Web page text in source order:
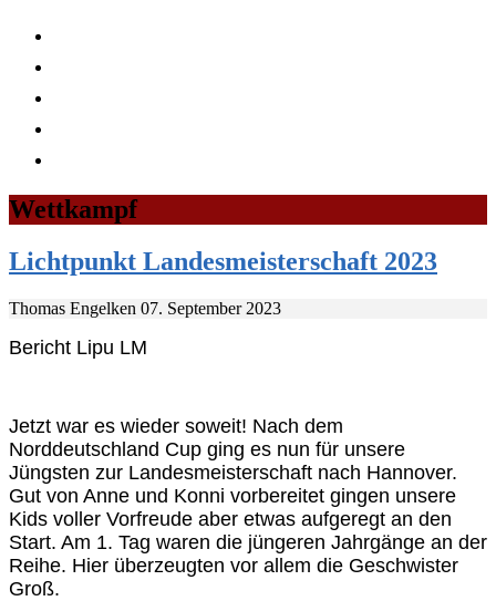
Wettkampf
Lichtpunkt Landesmeisterschaft 2023
Thomas Engelken 07. September 2023
Bericht Lipu LM
Jetzt war es wieder soweit! Nach dem
Norddeutschland Cup ging es nun für unsere
Jüngsten zur Landesmeisterschaft nach Hannover.
Gut von Anne und Konni vorbereitet gingen unsere
Kids voller Vorfreude aber etwas aufgeregt an den
Start. Am 1. Tag waren die jüngeren Jahrgänge an der
Reihe. Hier überzeugten vor allem die Geschwister
Groß.